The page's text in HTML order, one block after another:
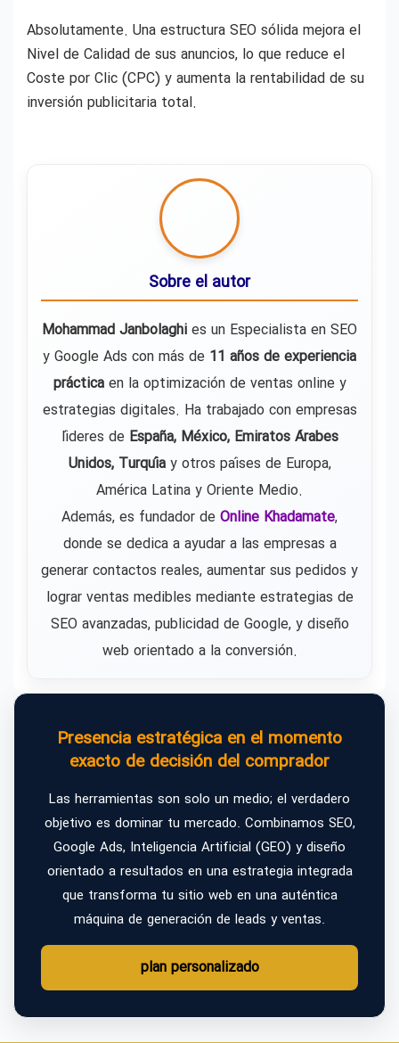
Absolutamente. Una estructura SEO sólida mejora el
Nivel de Calidad de sus anuncios, lo que reduce el
Coste por Clic (CPC) y aumenta la rentabilidad de su
inversión publicitaria total.
Sobre el autor
Mohammad Janbolaghi es un Especialista en SEO
y Google Ads con más de 11 años de experiencia
prácticaen la optimización de ventas online y
estrategias digitales. Ha trabajado con empresas
líderes de España, México, Emiratos Árabes
Unidos, Turquíay otros países de Europa,
América Latina y Oriente Medio.
Además, es fundador de Online Khadamate,
donde se dedica a ayudar a las empresas a
generar contactos reales, aumentar sus pedidos y
lograr ventas medibles mediante estrategias de
SEO avanzadas, publicidad de Google, y diseño
web orientado a la conversión.
Presencia estratégica en el momento
exacto de decisión del comprador
Las herramientas son solo un medio; el verdadero
objetivo es dominar tu mercado. Combinamos SEO,
Google Ads, Inteligencia Artificial (GEO) y diseño
orientado a resultados en una estrategia integrada
que transforma tu sitio web en una auténtica
máquina de generación de leads y ventas.
plan personalizado